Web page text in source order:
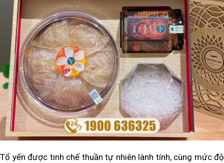
Tổ yến được tinh chế thuần tự nhiên lành tính, cùng mức độ